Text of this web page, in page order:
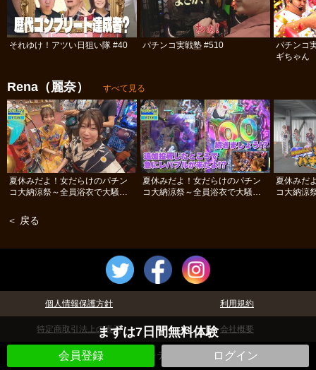
まずは7日間無料体験
会員登録 ログイン
それゆけ！アツい日狙い隊 #40 パチンコ実戦塾 #510
パチンコ
ギちゃん
Rena（麗奈） すべて見る
夏休みだよ！女だらけのパチン
コ大納涼祭～全員浴衣で大騒ぎ
夏休みだよ！女だらけのパチン
コ大納涼祭～全員浴衣で大騒ぎ
夏休みだ
コ大納涼
＜ 戻る
個人情報保護方針 利用規約
特定商取引法上の表示 会社概要
©パチテレ！